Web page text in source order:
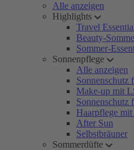
Alle anzeigen
Highlights
Travel
Beauty-
Sommer-
Sonnenpflege
Alle anzeigen
Sonnenschutz
Make-up mit
Sonnenschutz
Haarpflege
After Sun
Selbstbräuner
Sommerdüfte